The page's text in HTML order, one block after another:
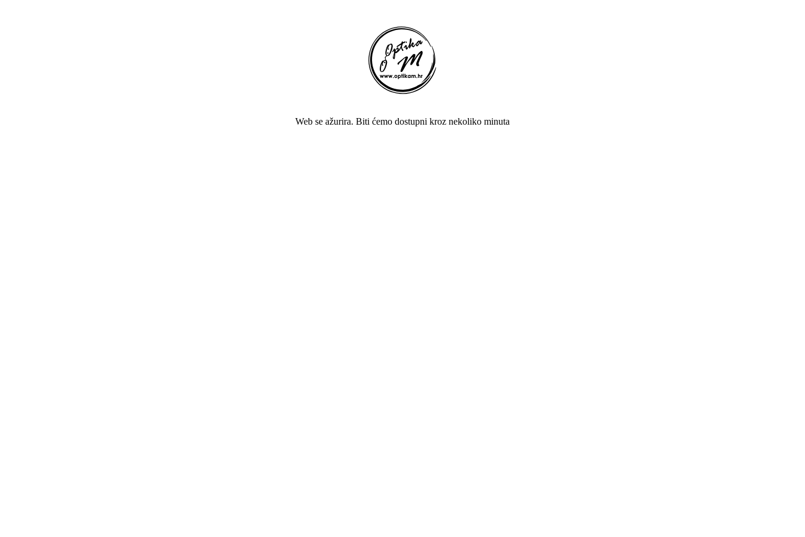
Web se ažurira. Biti ćemo dostupni kroz nekoliko minuta